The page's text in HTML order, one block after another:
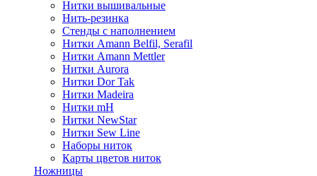
Нитки вышивальные
Нить-резинка
Стенды с наполнением
Нитки Amann Belfil, Serafil
Нитки Amann Mettler
Нитки Aurora
Нитки Dor Tak
Нитки Madeira
Нитки mH
Нитки NewStar
Нитки Sew Line
Наборы ниток
Карты цветов ниток
Ножницы